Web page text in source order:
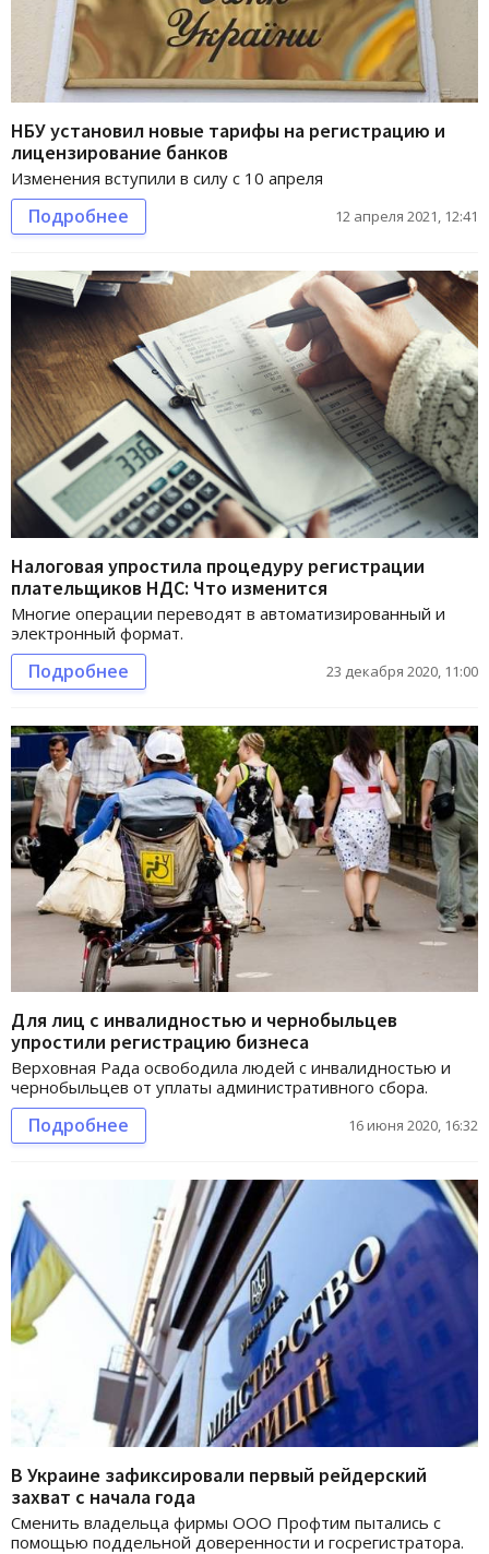
НБУ установил новые тарифы на регистрацию и
лицензирование банков
Изменения вступили в силу с 10 апреля
Подробнее 12 апреля 2021, 12:41
Налоговая упростила процедуру регистрации
плательщиков НДС: Что изменится
Многие операции переводят в автоматизированный и
электронный формат.
Подробнее 23 декабря 2020, 11:00
Для лиц с инвалидностью и чернобыльцев
упростили регистрацию бизнеса
Верховная Рада освободила людей с инвалидностью и
чернобыльцев от уплаты административного сбора.
Подробнее 16 июня 2020, 16:32
В Украине зафиксировали первый рейдерский
захват с начала года
Сменить владельца фирмы ООО Профтим пытались с
помощью поддельной доверенности и госрегистратора.